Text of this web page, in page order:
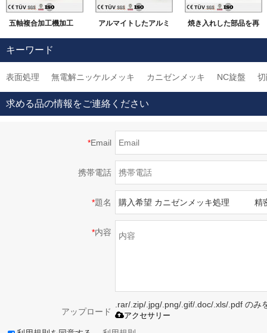
五軸複合加工機加工 アルマイトしたアルミ 焼き入れした部品を再
キーワード
表面処理 無電解ニッケルメッキ カニゼンメッキ NC旋盤
求める品の情報をご連絡ください
*Email
携帯電話
*題名
*内容
アップロード
.rar/.zip/.jpg/.png/.gif/.doc/.xls/.pdf のみ
アクセサリー